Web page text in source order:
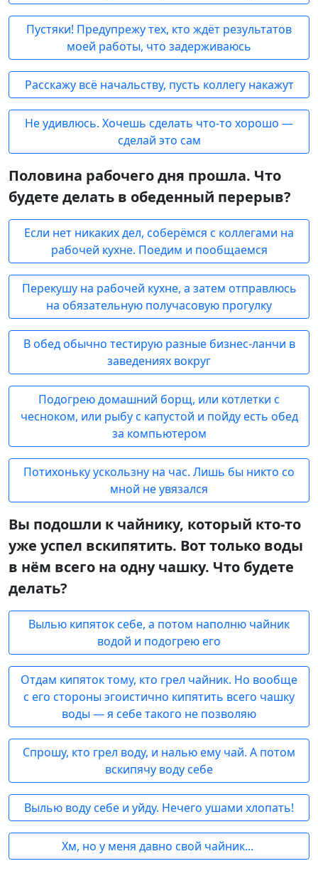
Пустяки! Предупрежу тех, кто ждёт результатов
моей работы, что задерживаюсь
Расскажу всё начальству, пусть коллегу накажут
Не удивлюсь. Хочешь сделать что-то хорошо —
сделай это сам
Половина рабочего дня прошла. Что
будете делать в обеденный перерыв?
Если нет никаких дел, соберёмся с коллегами на
рабочей кухне. Поедим и пообщаемся
Перекушу на рабочей кухне, а затем отправлюсь
на обязательную получасовую прогулку
В обед обычно тестирую разные бизнес-ланчи в
заведениях вокруг
Подогрею домашний борщ, или котлетки с
чесноком, или рыбу с капустой и пойду есть обед
за компьютером
Потихоньку ускользну на час. Лишь бы никто со
мной не увязался
Вы подошли к чайнику, который кто-то
уже успел вскипятить. Вот только воды
в нём всего на одну чашку. Что будете
делать?
Вылью кипяток себе, а потом наполню чайник
водой и подогрею его
Отдам кипяток тому, кто грел чайник. Но вообще
с его стороны эгоистично кипятить всего чашку
воды — я себе такого не позволяю
Спрошу, кто грел воду, и налью ему чай. А потом
вскипячу воду себе
Вылью воду себе и уйду. Нечего ушами хлопать!
Хм, но у меня давно свой чайник...